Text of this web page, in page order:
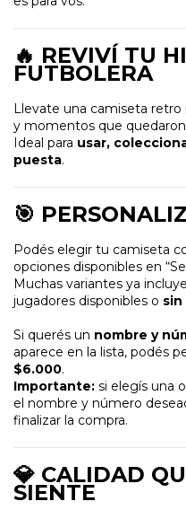
🔥 REVIVÍ TU
FUTBOLERA
Llevate una camiseta retro
y momentos que
Ideal para usar,
puesta.
🎯
Podés elegir tu camiseta
opciones disponibles en
Muchas variantes ya
jugadores disponibles o sin
Si querés un nombre y
aparece en la lista, podés
$6.000.
Importante: si elegís una
el nombre y número
finalizar la compra.
💎 CALIDAD
SIENTE